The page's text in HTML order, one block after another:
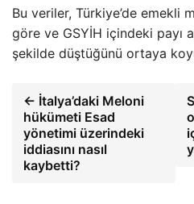
Bu veriler, Türkiye’de emekli
göre ve GSYİH içindeki payı
şekilde düştüğünü ortaya
← İtalya’daki Meloni
hükümeti Esad
yönetimi üzerindeki
iddiasını nasıl
kaybetti?